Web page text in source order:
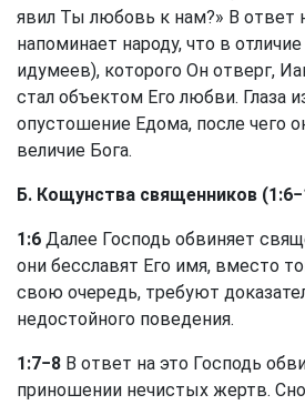
явил Ты любовь к нам?» В ответ
напоминает народу, что в
идумеев), которого Он отверг,
стал объектом Его любви. Глаза
опустошение Едома, после чего
величие Бога.
Б. Кощунства священников
1:6 Далее Господь обвиняет
они бесславят Его имя, вместо
свою очередь, требуют
недостойного поведения.
1:7−8 В ответ на это Господь
приношении нечистых жертв.